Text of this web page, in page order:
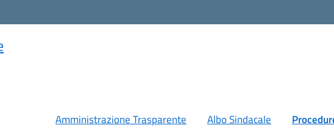
Amministrazione Trasparente Albo Sindacale